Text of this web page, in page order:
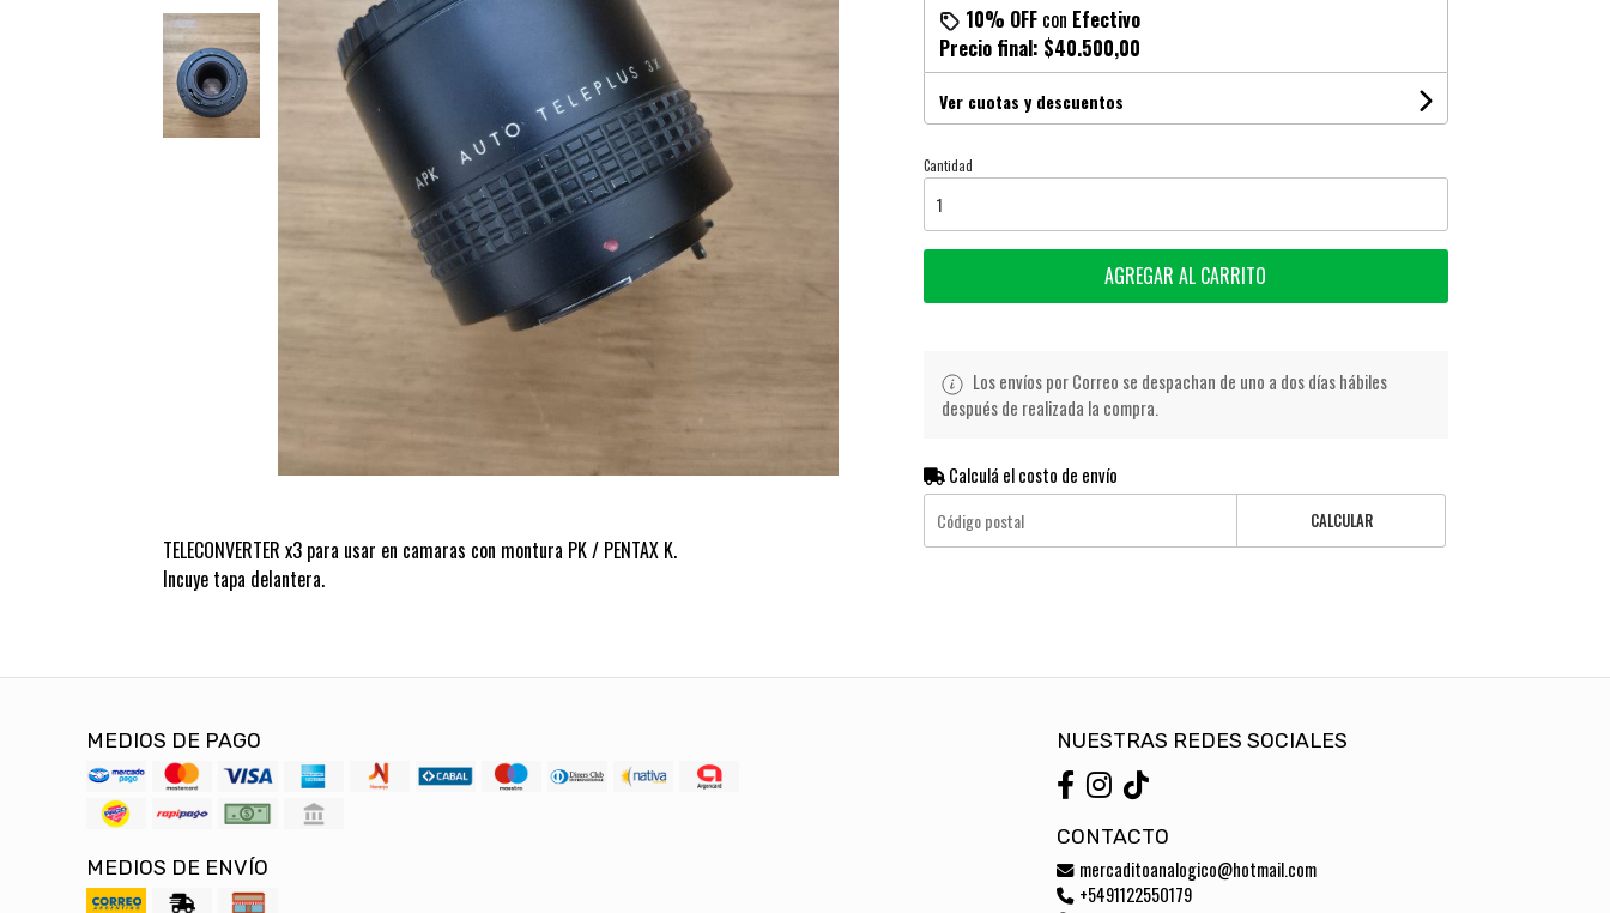
TELECONVERTER x3 para usar en camaras con montura PK / PENTAX K.
Incuye tapa delantera.
10% OFFcon Efectivo
Precio final: $40.500,00
Ver cuotas y descuentos
Cantidad
AGREGAR AL CARRITO
Los envíos por Correo se despachan de uno a dos días hábiles
después de realizada la compra.
Calculá el costo de envío
CALCULAR
MEDIOS DE PAGO
MEDIOS DE ENVÍO
NUESTRAS REDES SOCIALES
CONTACTO
mercaditoanalogico@hotmail.com
+5491122550179